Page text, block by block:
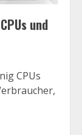
und
CPUs